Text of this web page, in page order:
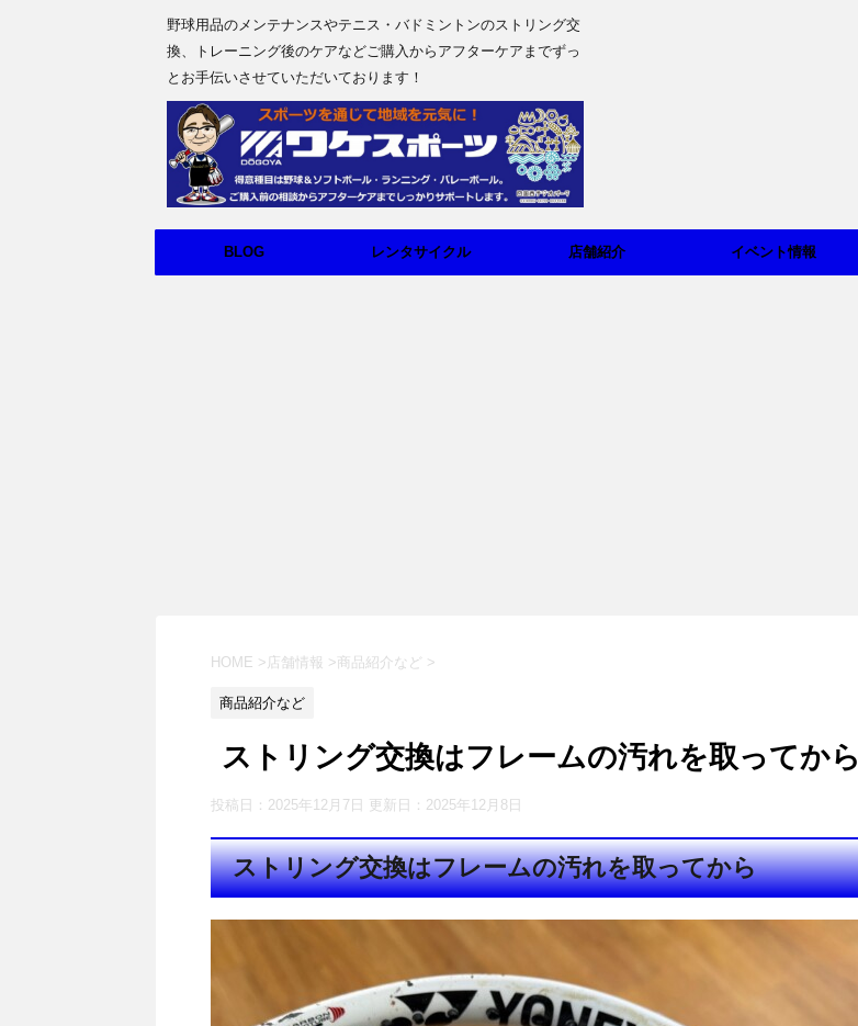
野球用品のメンテナンスやテニス・バドミントンのストリング交
換、トレーニング後のケアなどご購入からアフターケアまでずっ
とお手伝いさせていただいております！
BLOG レンタサイクル 店舗紹介 イベント情報
HOME > 店舗情報 >商品紹介など >
商品紹介など
ストリング交換はフレームの汚れを取ってから
投稿日：2025年12月7日 更新日： 2025年12月8日
ストリング交換はフレームの汚れを取ってから